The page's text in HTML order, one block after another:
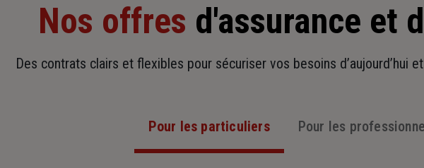
Nos offres d'assurance et
Des contrats clairs et flexibles pour sécuriser vos besoins d’aujourd’hui
Pour les particuliers Pour les